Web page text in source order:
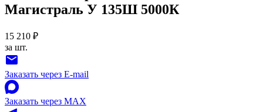
Магистраль У 135Ш 5000К
15 210 ₽
за шт.
Заказать через E-mail
Заказать через MAX